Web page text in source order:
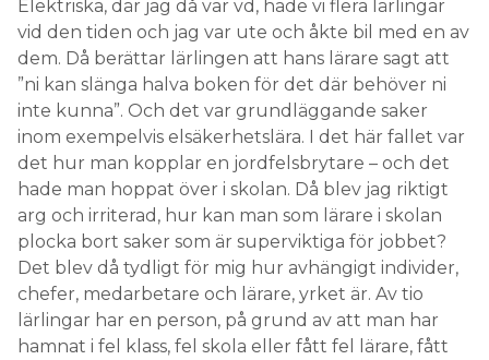
Elektriska, där jag då var vd, hade vi flera lärlingar
vid den tiden och jag var ute och åkte bil med en av
dem. Då berättar lärlingen att hans lärare sagt att
”ni kan slänga halva boken för det där behöver ni
inte kunna”. Och det var grundläggande saker
inom exempelvis elsäkerhetslära. I det här fallet var
det hur man kopplar en jordfelsbrytare – och det
hade man hoppat över i skolan. Då blev jag riktigt
arg och irriterad, hur kan man som lärare i skolan
plocka bort saker som är superviktiga för jobbet?
Det blev då tydligt för mig hur avhängigt individer,
chefer, medarbetare och lärare, yrket är. Av tio
lärlingar har en person, på grund av att man har
hamnat i fel klass, fel skola eller fått fel lärare, fått